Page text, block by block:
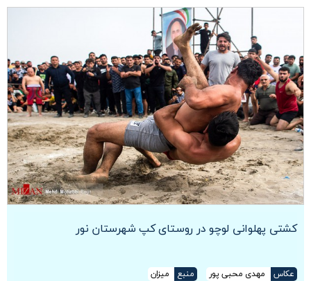
کشتی پهلوانی لوچو در روستای کپ شهرستان نور
عکاس مهدی محبی پور منبع
میزان